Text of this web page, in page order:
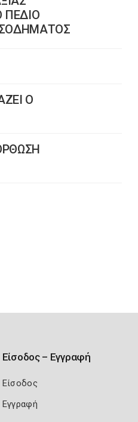
ΠΕΔΙΟ
Ο
Είσοδος – Εγγραφή
Είσοδος
Εγγραφή